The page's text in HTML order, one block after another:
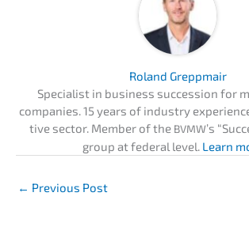
Roland Grepp­mair
Specia­list in business succes­si­on for
compa­nies. 15 years of indus­try
ti­ve sector. Member of the BVMW’s
group at federal level. Learn
← Previous Post